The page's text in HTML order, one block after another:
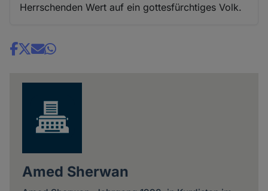
Herrschenden Wert auf ein gottesfürchtiges Volk.
Share
Amed Sherwan